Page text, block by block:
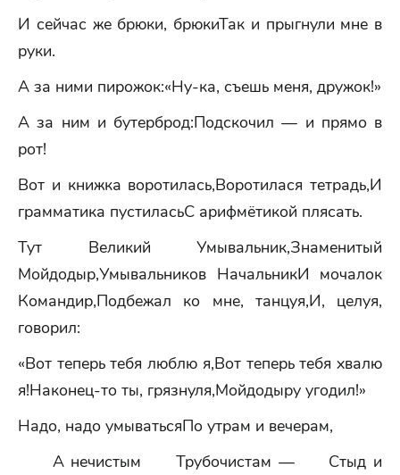
И сейчас же брюки, брюкиТак и прыгнули мне в
руки.
А за ними пирожок:«Ну-ка, съешь меня, дружок!»
А за ним и бутерброд:Подскочил — и прямо в
рот!
Вот и книжка воротилась,Воротилася тетрадь,И
грамматика пустиласьС арифмётикой плясать.
Тут Великий Умывальник,Знаменитый
Мойдодыр,Умывальников НачальникИ мочалок
Командир,Подбежал ко мне, танцуя,И, целуя,
говорил:
«Вот теперь тебя люблю я,Вот теперь тебя хвалю
я!Наконец-то ты, грязнуля,Мойдодыру угодил!»
Надо, надо умыватьсяПо утрам и вечерам,
А нечистым Трубочистам — Стыд и